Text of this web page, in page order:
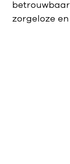
zorgeloze